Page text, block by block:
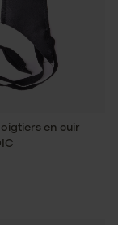
en cuir